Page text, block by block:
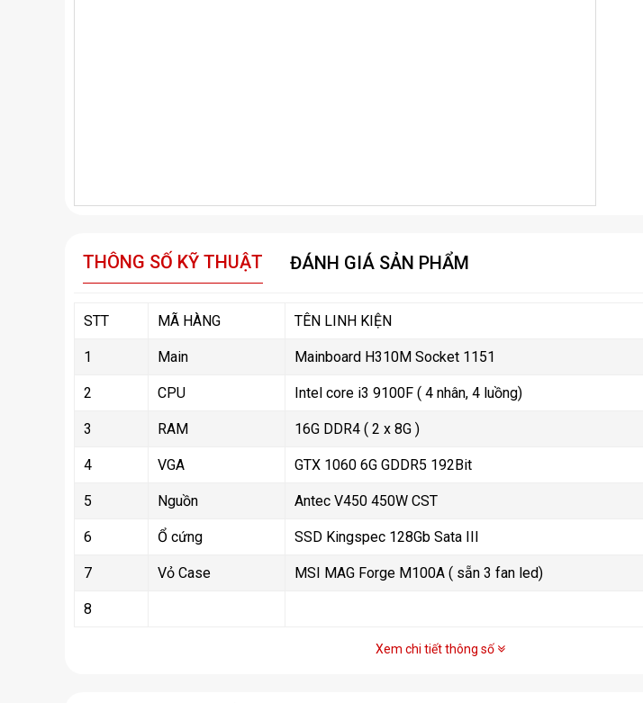
THÔNG SỐ KỸ THUẬT ĐÁNH GIÁ SẢN PHẨM
STT MÃ HÀNG TÊN LINH KIỆN
1 Main Mainboard H310M Socket 1151
2 CPU Intel core i3 9100F ( 4 nhân, 4 luồng)
3 RAM 16G DDR4 ( 2 x 8G )
4 VGA GTX 1060 6G GDDR5 192Bit
5 Nguồn Antec V450 450W CST
6 Ổ cứng SSD Kingspec 128Gb Sata III
7 Vỏ Case MSI MAG Forge M100A ( sẵn 3 fan led)
8
Xem chi tiết thông số